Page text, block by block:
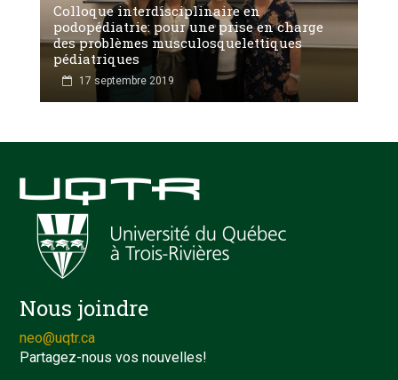
Colloque interdisciplinaire en
podopédiatrie: pour une prise en charge
des problèmes musculosquelettiques
pédiatriques
17 septembre 2019
Nous joindre
neo@uqtr.ca
Partagez-nous vos nouvelles!